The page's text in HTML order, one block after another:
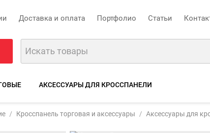
Доставка и оплата Портфолио Статьи
АКСЕССУАРЫ ДЛЯ КРОССПАНЕЛИ
Кронштейн для полки на кросспанель L=350мм, хром
Кросспанель торговая и аксессуары Аксессуары для